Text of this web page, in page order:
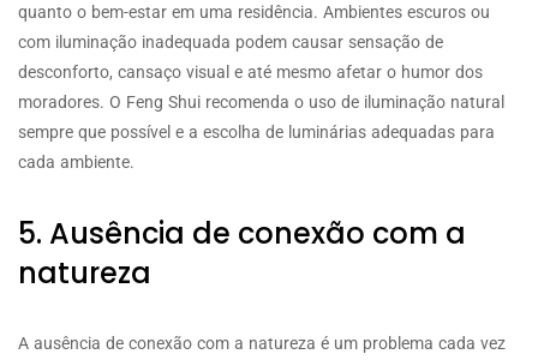
quanto o bem-estar em uma residência. Ambientes escuros ou
com iluminação inadequada podem causar sensação de
desconforto, cansaço visual e até mesmo afetar o humor dos
moradores. O Feng Shui recomenda o uso de iluminação natural
sempre que possível e a escolha de luminárias adequadas para
cada ambiente.
5. Ausência de conexão com a
natureza
A ausência de conexão com a natureza é um problema cada vez